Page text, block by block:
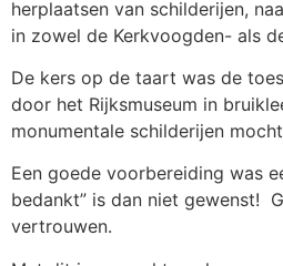
herplaatsen van schilderijen,
in zowel de Kerkvoogden- als
De kers op de taart was de
door het Rijksmuseum in
monumentale schilderijen
Een goede voorbereiding was
bedankt” is dan niet gewenst!
vertrouwen.